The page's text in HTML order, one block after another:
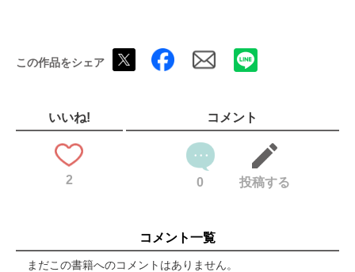
戸田恵梨香
Caf?＆Tea Salon＆Sweets 美味の奥にある贅沢時間
Air Transport 日本を代表する空のサービス
"Crafts,Tableware&Tools 「器」と「道具」"
いざ、JAXURY旅へ！心身の「ほんもの」を発見！ 宿とホテル３
この作品をシェア
いいね!
2
コメント
0 投稿する
コメント一覧
まだこの書籍へのコメントはありません。